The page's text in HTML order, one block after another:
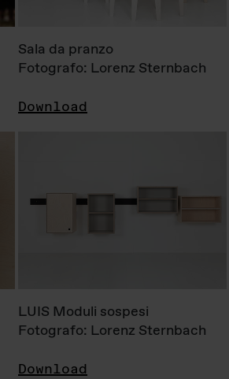
Sala da pranzo
Fotografo: Lorenz Sternbach
Download
LUIS Moduli sospesi
Fotografo: Lorenz Sternbach
Download